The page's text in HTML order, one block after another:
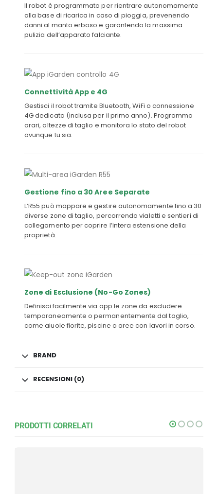
Il robot è programmato per rientrare autonomamente
alla base di ricarica in caso di pioggia, prevenendo
danni al manto erboso e garantendo la massima
pulizia dell’apparato falciante.
Connettività App e 4G
Gestisci il robot tramite Bluetooth, WiFi o connessione
4G dedicata (inclusa per il primo anno). Programma
orari, altezze di taglio e monitora lo stato del robot
ovunque tu sia.
Gestione fino a 30 Aree Separate
L’R55 può mappare e gestire autonomamente fino a 30
diverse zone di taglio, percorrendo vialetti e sentieri di
collegamento per coprire l’intera estensione della
proprietà.
Zone di Esclusione (No-Go Zones)
Definisci facilmente via app le zone da escludere
temporaneamente o permanentemente dal taglio,
come aiuole fiorite, piscine o aree con lavori in corso.
BRAND
RECENSIONI (0)
PRODOTTI CORRELATI